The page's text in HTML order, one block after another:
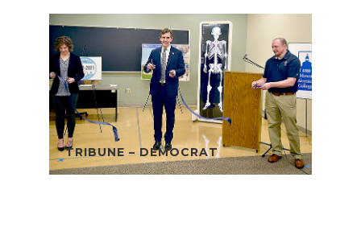
TRIBUNE – DEMOCRAT